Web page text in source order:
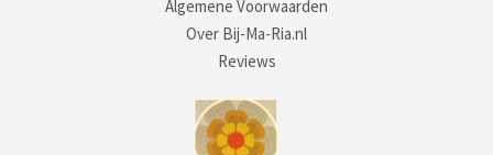
Algemene Voorwaarden
Over Bij-Ma-Ria.nl
Reviews